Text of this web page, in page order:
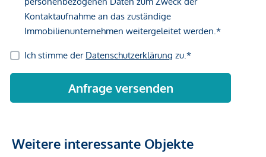
Weitere interessante Objekte